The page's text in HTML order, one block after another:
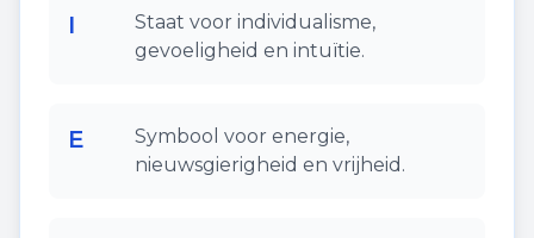
I
Staat voor individualisme,
gevoeligheid en intuïtie.
E
Symbool voor energie,
nieuwsgierigheid en vrijheid.